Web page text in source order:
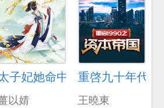
子妃她命中帶爆
以婧
重啓九十年代
王曉東